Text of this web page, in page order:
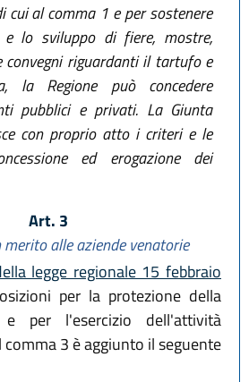
al comma 1 e per sostenere
e lo sviluppo di fiere, mostre,
convegni riguardanti il tartufo e
la Regione può concedere
pubblici e privati. La Giunta
con proprio atto i criteri e le
ed erogazione dei
Art. 3
alle aziende venatorie
legge regionale 15 febbraio
per la protezione della
per l'esercizio dell'attività
3 è aggiunto il seguente